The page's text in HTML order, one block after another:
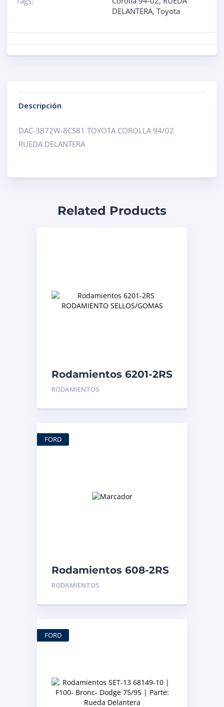
DELANTERA, Toyota
Descripción
DAC-3872W-8CS81 TOYOTA COROLLA 94/02
RUEDA DELANTERA
Related Products
Rodamientos 6201-2RS
RODAMIENTO
RODAMIENTOS
Rodamientos 608-2RS
| Alternador Fiesta
RODAMIENTOS
FORD
FORD